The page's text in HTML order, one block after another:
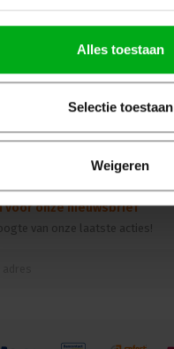
Alles toestaan
Selectie toestaan
Weigeren
voor onze nieuwsbrief
van onze laatste acties!